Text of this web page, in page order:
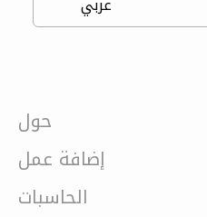
حول
إضافة عمل
الحاسبات